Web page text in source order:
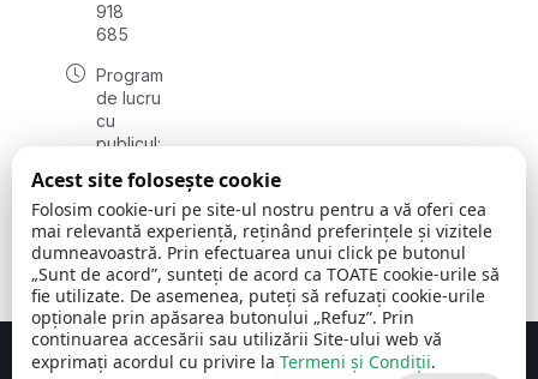
918
685
Program
de lucru
cu
publicul:
08:00 -
16:30
, vineri:
08:00 -
14:00
Concept realizat de Big Media Relații Publice SRL
Acest site folosește cookie
Folosim cookie-uri pe site-ul nostru pentru a vă oferi cea
mai relevantă experiență, reținând preferințele și vizitele
dumneavoastră. Prin efectuarea unui click pe butonul
„Sunt de acord”, sunteți de acord ca TOATE cookie-urile să
fie utilizate. De asemenea, puteți să refuzați cookie-urile
opționale prin apăsarea butonului „Refuz”. Prin
continuarea accesării sau utilizării Site-ului web vă
exprimați acordul cu privire la Termeni și Condiții.